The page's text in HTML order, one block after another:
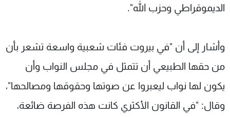
الديموقراطي وحزب الله".
وأشار إلى أن "في بيروت فئات شعبية واسعة تشعر بأن
من حقها الطبيعي أن تتمثل في مجلس النواب وأن
يكون لها نواب ليعبروا عن صوتها وحقوقها ومصالحها"،
وقال: "في القانون الأكثري كانت هذه الفرصة ضائعة،
عن MTV
سياسة الخصوصية